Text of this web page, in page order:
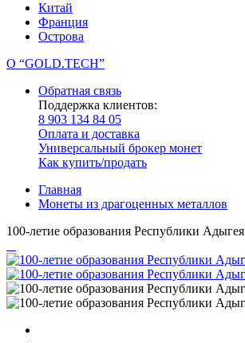
Китай
Франция
Острова
О “GOLD.TECH”
Обратная связь
Поддержка клиентов:
8 903 134 84 05
Оплата и доставка
Универсальный брокер монет
Как купить/продать
Главная
Монеты из драгоценных металлов
100-летие образования Республики Адыгея